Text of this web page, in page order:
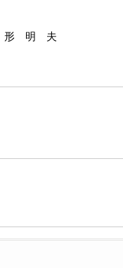
明 夫